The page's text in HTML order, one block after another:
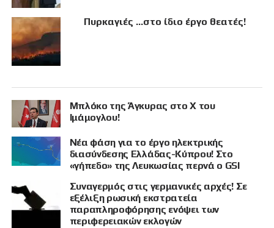
Πυρκαγιές …στο ίδιο έργο θεατές!
Μπλόκο της Άγκυρας στο X του
Ιμάμογλου!
Νέα φάση για το έργο ηλεκτρικής
διασύνδεσης Ελλάδας-Κύπρου! Στο
«γήπεδο» της Λευκωσίας περνά ο GSI
Συναγερμός στις γερμανικές αρχές! Σε
εξέλιξη ρωσική εκστρατεία
παραπληροφόρησης ενόψει των
περιφερειακών εκλογών